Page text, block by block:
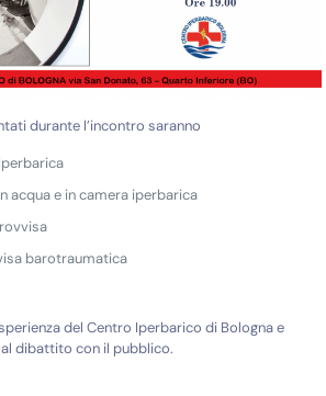
durante l’incontro saranno
acqua e in camera iperbarica
barotraumatica
del Centro Iperbarico di Bologna e
dibattito con il pubblico.